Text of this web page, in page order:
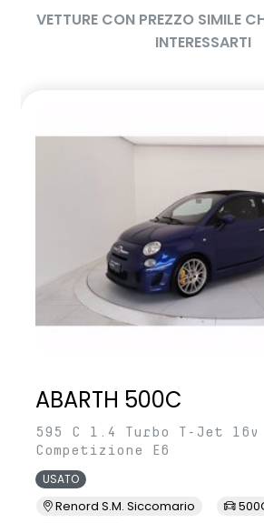
VETTURE CON PREZZO SIMILE
INTERESSARTI
ABARTH 500C
595 C 1.4 Turbo T-Jet 16v
Competizione E6
USATO
Renord S.M. Siccomario